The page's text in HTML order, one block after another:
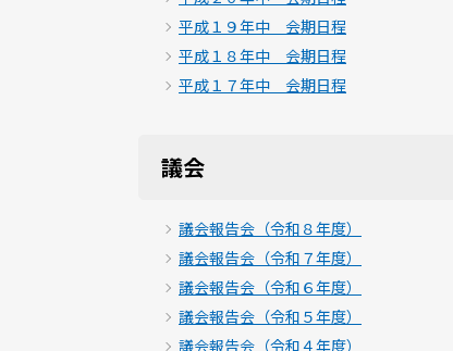
平成１９年中 会期日程
平成１８年中 会期日程
平成１７年中 会期日程
議会
議会報告会（令和８年度）
議会報告会（令和７年度）
議会報告会（令和６年度）
議会報告会（令和５年度）
議会報告会（令和４年度）